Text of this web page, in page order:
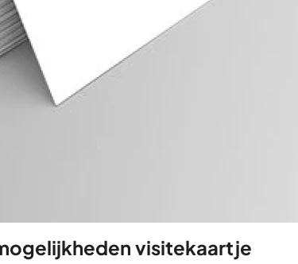
visitekaartje